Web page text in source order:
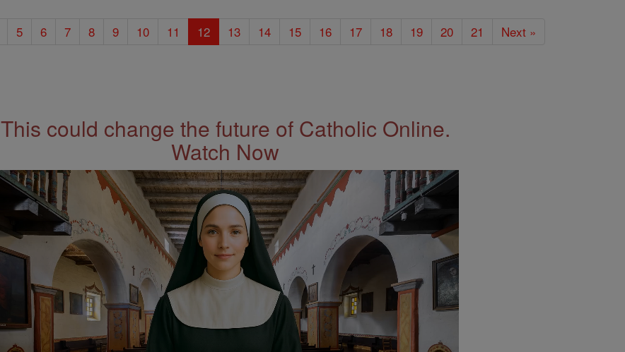
5 6 7 8 9 10 11 12 13 14 15 16 17 18 19 20 21 Next »
This could change the future of Catholic Online.
Watch Now